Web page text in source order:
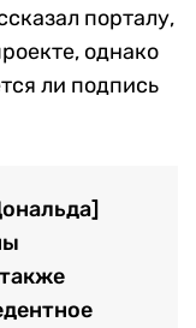
порталу,
однако
ли подпись